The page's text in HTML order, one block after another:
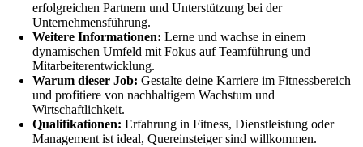
erfolgreichen Partnern und Unterstützung bei der
Unternehmensführung.
Weitere Informationen: Lerne und wachse in einem
dynamischen Umfeld mit Fokus auf Teamführung und
Mitarbeiterentwicklung.
Warum dieser Job: Gestalte deine Karriere im Fitnessbereich
und profitiere von nachhaltigem Wachstum und
Wirtschaftlichkeit.
Qualifikationen: Erfahrung in Fitness, Dienstleistung oder
Management ist ideal, Quereinsteiger sind willkommen.